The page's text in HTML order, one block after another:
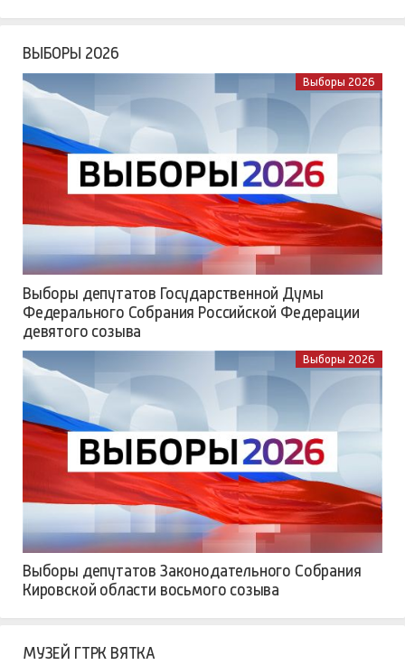
ВЫБОРЫ 2026
Выборы 2026
Выборы депутатов Государственной Думы
Федерального Собрания Российской Федерации
девятого созыва
Выборы 2026
Выборы депутатов Законодательного Собрания
Кировской области восьмого созыва
МУЗЕЙ ГТРК ВЯТКА